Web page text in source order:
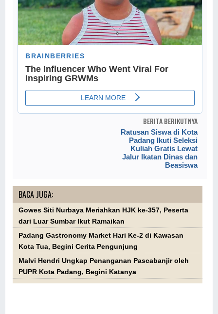
BERITA BERIKUTNYA
Ratusan Siswa di Kota
Padang Ikuti Seleksi
Kuliah Gratis Lewat
Jalur Ikatan Dinas dan
Beasiswa
BACA JUGA:
Gowes Siti Nurbaya Meriahkan HJK ke-357, Peserta
dari Luar Sumbar Ikut Ramaikan
Padang Gastronomy Market Hari Ke-2 di Kawasan
Kota Tua, Begini Cerita Pengunjung
Malvi Hendri Ungkap Penanganan Pascabanjir oleh
PUPR Kota Padang, Begini Katanya